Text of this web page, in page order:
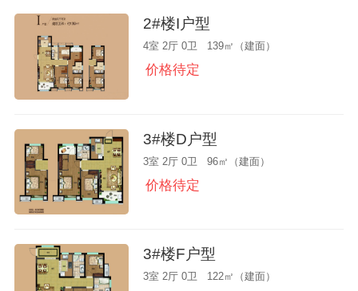
2#楼I户型
4室 2厅 0卫 139㎡（建面）
价格待定
3#楼D户型
3室 2厅 0卫 96㎡（建面）
价格待定
3#楼F户型
3室 2厅 0卫 122㎡（建面）